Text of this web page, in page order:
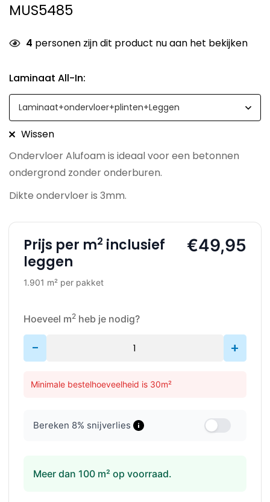
MUS5485
4 personen zijn dit product nu aan het bekijken
Laminaat All-In:
Wissen
Ondervloer Alufoam is ideaal voor een betonnen
ondergrond zonder onderburen.
Dikte ondervloer is 3mm.
Prijs per m2 inclusief
leggen
1.901 m² per pakket
€49,95
Hoeveel m2 heb je nodig?
- +
Minimale bestelhoeveelheid is 30m²
Bereken 8% snijverlies
Meer dan 100 m² op voorraad.